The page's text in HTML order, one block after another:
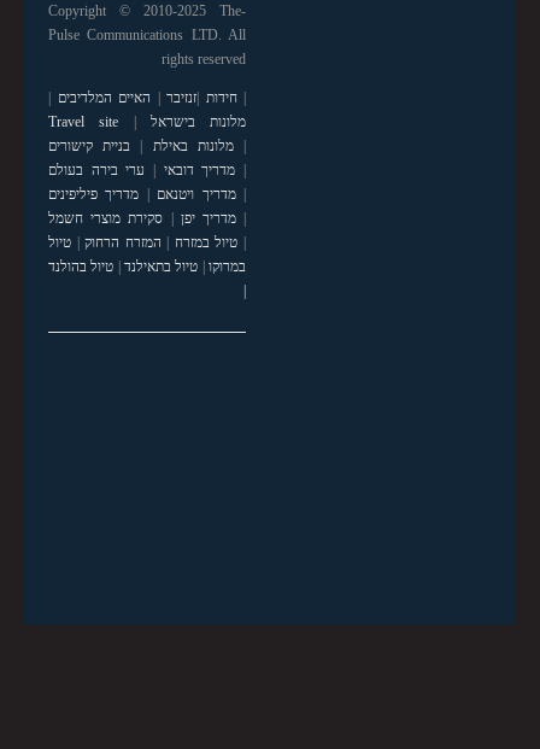
Copyright © 2010-2025 The-
Pulse Communications LTD. All
rights reserved
|חידות |זנזיבר | האיים המלדיבים |
מלונות בישראל |
Travel site
|מלונות באילת | בניית קישורים
| מדריך דובאי | ערי בירה בעולם
|מדריך ויטנאם | מדריך פיליפינים
|מדריך יפן | סקירת מוצרי חשמל
| טיול במזרח | המזרח הרחוק| טיול
במרוקו| טיול בתאילנד| טיול בהולנד
|